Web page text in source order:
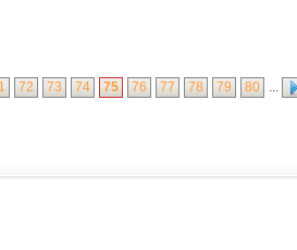
72 73 74 75 76 77 78 79 80 ...